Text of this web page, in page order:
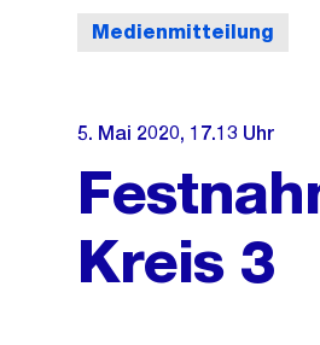
Medienmitteilung
5. Mai 2020, 17.13 Uhr
Kreis 3